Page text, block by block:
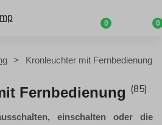
0 0
Kronleuchter mit Fernbedienung
Fernbedienung (85)
einschalten oder die